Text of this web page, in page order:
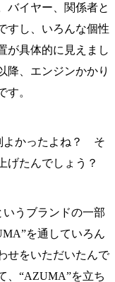
バイヤー、関係者と
すし、いろんな個性
が具体的に見えまし
降、エンジンかかり
す。
よかったよね？ そ
げたんでしょう？
いうブランドの一部
を通していろん
せをいただいたんで
、“AZUMA”を立ち